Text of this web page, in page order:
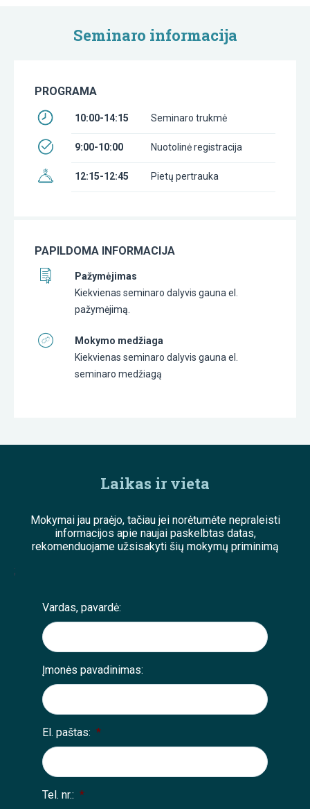
Seminaro informacija
PROGRAMA
10:00-14:15 Seminaro trukmė
9:00-10:00 Nuotolinė registracija
12:15-12:45 Pietų pertrauka
PAPILDOMA INFORMACIJA
Pažymėjimas
Kiekvienas seminaro dalyvis gauna el.
pažymėjimą.
Mokymo medžiaga
Kiekvienas seminaro dalyvis gauna el.
seminaro medžiagą
Laikas ir vieta
Mokymai jau praėjo, tačiau jei norėtumėte nepraleisti
informacijos apie naujai paskelbtas datas,
rekomenduojame užsisakyti šių mokymų priminimą
;
Vardas, pavardė:
Įmonės pavadinimas:
El. paštas: *
Tel. nr.: *